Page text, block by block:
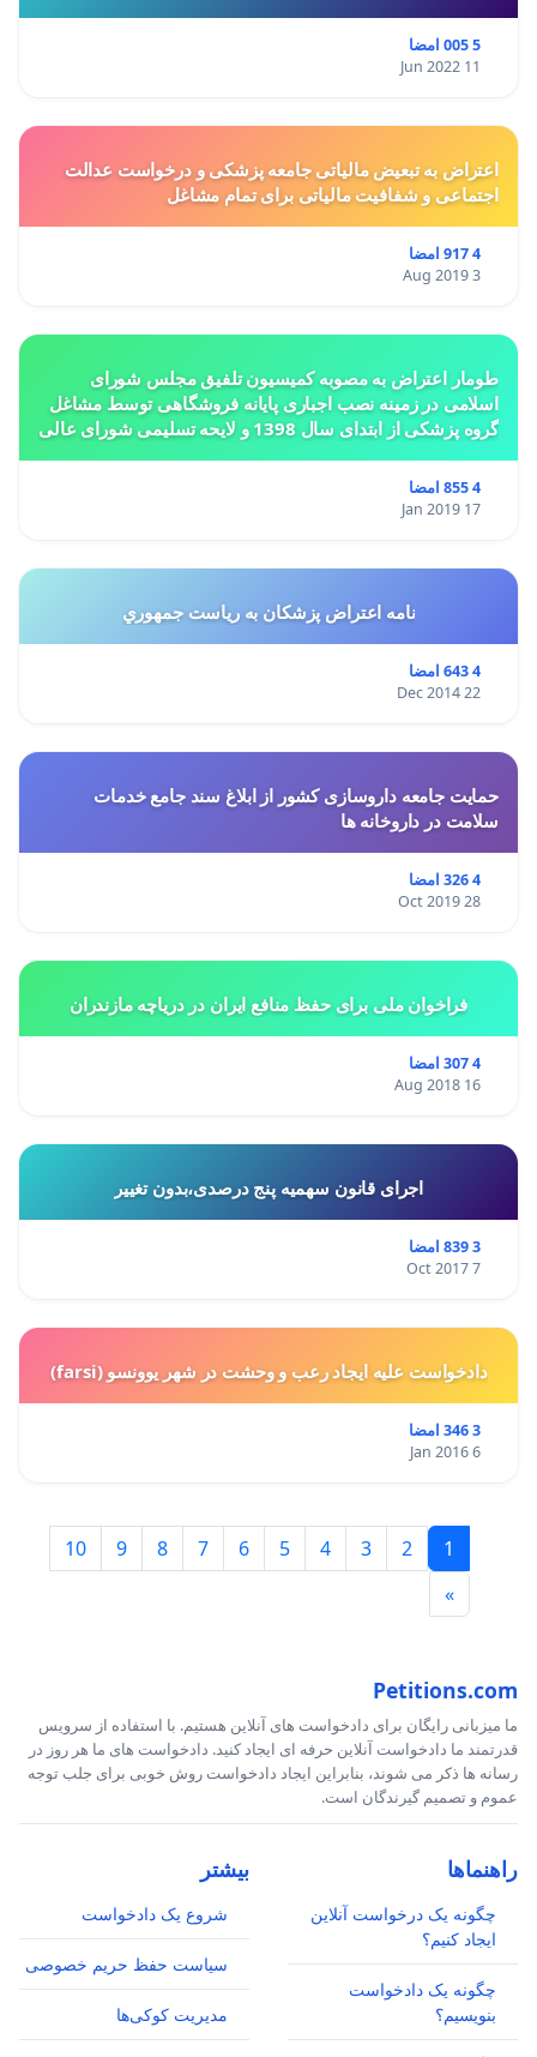
5 005 امضا
11 Jun 2022
اعتراض به تبعیض مالیاتی جامعه پزشکی و درخواست عدالت
اجتماعی و شفافیت مالیاتی برای تمام مشاغل
4 917 امضا
3 Aug 2019
طومار اعتراض به مصوبه کمیسیون تلفیق مجلس شورای
اسلامی در زمینه نصب اجباری پایانه فروشگاهی توسط مشاغل
گروه پزشکی از ابتدای سال 1398 و لایحه تسلیمی شورای عالی
4 855 امضا
17 Jan 2019
نامه اعتراض پزشكان به رياست جمهوري
4 643 امضا
22 Dec 2014
حمایت جامعه داروسازی کشور از ابلاغ سند جامع خدمات
سلامت در داروخانه ها
4 326 امضا
28 Oct 2019
فراخوان ملی برای حفظ منافع ایران در دریاچه مازندران
4 307 امضا
16 Aug 2018
اجرای قانون سهمیه پنج درصدی،بدون تغییر
3 839 امضا
7 Oct 2017
دادخواست علیه ایجاد رعب و وحشت در شهر یوونسو (farsi)
3 346 امضا
6 Jan 2016
1
2
3
4
5
6
7
8
9
10
»
Petitions.com
ما میزبانی رایگان برای دادخواست های آنلاین هستیم. با استفاده از سرویس
قدرتمند ما دادخواست آنلاین حرفه ای ایجاد کنید. دادخواست های ما هر روز در
رسانه ها ذکر می شوند، بنابراین ایجاد دادخواست روش خوبی برای جلب توجه
عموم و تصمیم گیرندگان است.
راهنماها
چگونه یک درخواست آنلاین
ایجاد کنیم؟
چگونه یک دادخواست
بنویسیم؟
بیشتر
شروع یک دادخواست
سیاست حفظ حریم خصوصی
مدیریت کوکی‌ها